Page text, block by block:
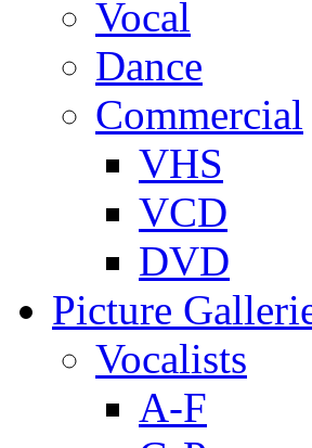
Vocal
Dance
Commercial
VHS
VCD
DVD
Picture
Vocalists
A-F